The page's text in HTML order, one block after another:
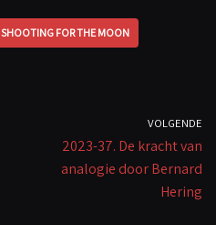
y
SHOOTING FOR THE MOON
VOLGENDE
2023-37. De kracht van
analogie door Bernard
Hering